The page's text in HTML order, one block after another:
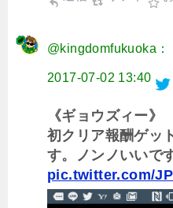
@kingdomfukuoka：
2017-07-02 13:40
《ギョウズィー》
初クリア報酬ゲッ
す。ノンノいいで
pic.twitter.com/